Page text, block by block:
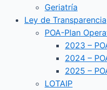
Geriatría
Ley de Transparencia
POA-Plan
2023 –
2024 –
2025 –
LOTAIP